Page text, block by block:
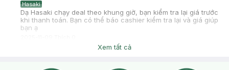
Hasaki
Dạ Hasaki chạy deal theo khung giờ, bạn kiểm tra lại giá trước
khi thanh toán. Bạn có thể báo cashier kiểm tra lại và giá giúp
bạn ạ
Xem tất cả